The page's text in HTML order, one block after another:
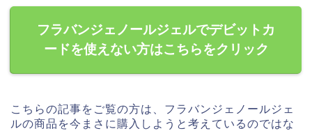
フラバンジェノールジェルでデビットカ
ードを使えない方はこちらをクリック
こちらの記事をご覧の方は、フラバンジェノールジェ
ルの商品を今まさに購入しようと考えているのではな